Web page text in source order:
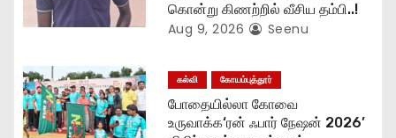
கொன்று கிணற்றில் வீசிய தம்பி..!
Aug 9, 2026 Seenu
கல்வி கோயம்புத்தூர்
போதையில்லா கோவை
உருவாக்க‘ரன் ஃபார் நேஷன் 2026’